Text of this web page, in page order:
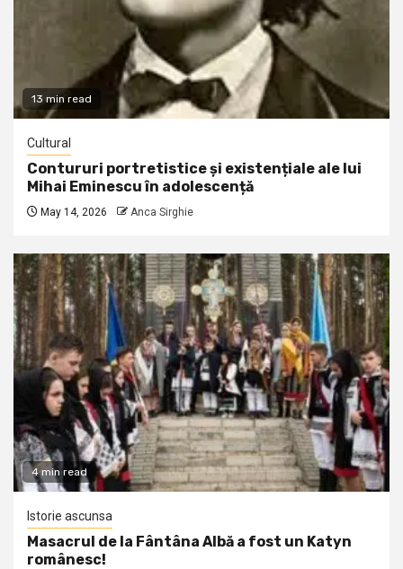
13 min read
Cultural
Contururi portretistice și existențiale ale lui
Mihai Eminescu în adolescență
May 14, 2026 Anca Sirghie
4 min read
Istorie ascunsa
Masacrul de la Fântâna Albă a fost un Katyn
românesc!